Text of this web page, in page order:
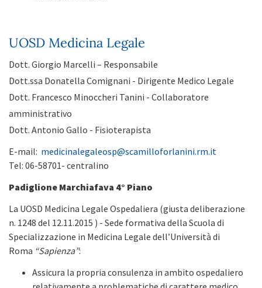
UOSD Medicina Legale
Dott. Giorgio Marcelli – Responsabile
Dott.ssa Donatella Comignani - Dirigente Medico Legale
Dott. Francesco Minoccheri Tanini - Collaboratore
amministrativo
Dott. Antonio Gallo - Fisioterapista
E-mail: medicinalegaleosp@scamilloforlanini.rm.it
Tel: 06-58701- centralino
Padiglione Marchiafava 4° Piano
La UOSD Medicina Legale Ospedaliera (giusta deliberazione
n. 1248 del 12.11.2015 ) - Sede formativa della Scuola di
Specializzazione in Medicina Legale dell’Università di
Roma “Sapienza”:
Assicura la propria consulenza in ambito ospedaliero